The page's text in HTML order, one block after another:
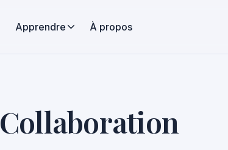
Apprendre À propos
Collaboration